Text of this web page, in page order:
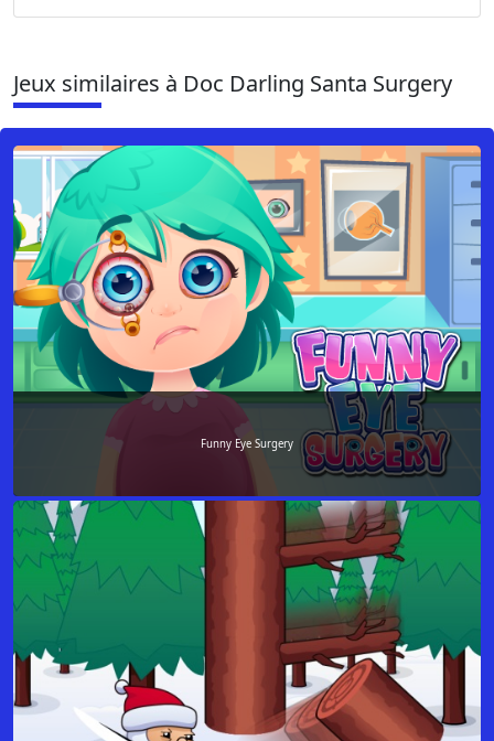
Jeux similaires à Doc Darling Santa Surgery
Funny Eye Surgery